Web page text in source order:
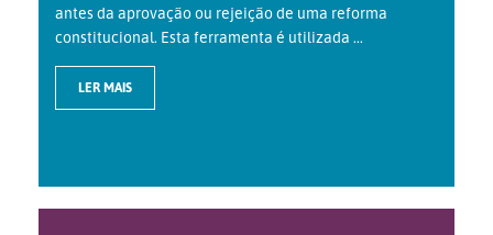
antes da aprovação ou rejeição de uma reforma
constitucional. Esta ferramenta é utilizada ...
LER MAIS